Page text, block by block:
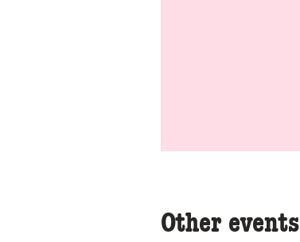
Other events